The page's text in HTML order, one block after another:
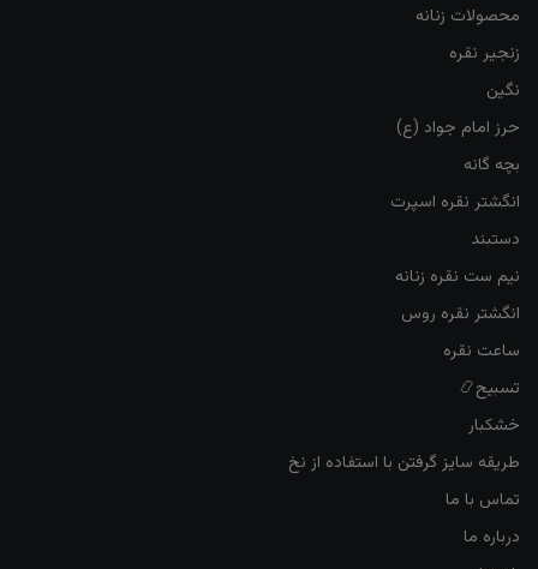
محصولات زنانه
زنجیر نقره
نگین
حرز امام جواد (ع)
بچه گانه
انگشتر نقره اسپرت
دستبند
نیم ست نقره زنانه
انگشتر نقره روس
ساعت نقره
تسبیح📿
خشکبار
طریقه سایز گرفتن با استفاده از نخ
تماس با ما
درباره ما